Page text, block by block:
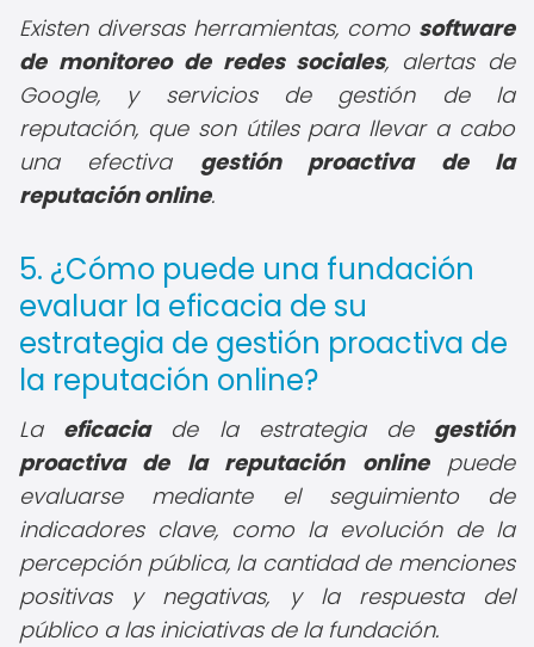
Existen diversas herramientas, como software
de monitoreo de redes sociales, alertas de
Google, y servicios de gestión de la
reputación, que son útiles para llevar a cabo
una efectiva gestión proactiva de la
reputación online.
5. ¿Cómo puede una fundación
evaluar la eficacia de su
estrategia de gestión proactiva de
la reputación online?
La eficaciade la estrategia de gestión
proactiva de la reputación onlinepuede
evaluarse mediante el seguimiento de
indicadores clave, como la evolución de la
percepción pública, la cantidad de menciones
positivas y negativas, y la respuesta del
público a las iniciativas de la fundación.